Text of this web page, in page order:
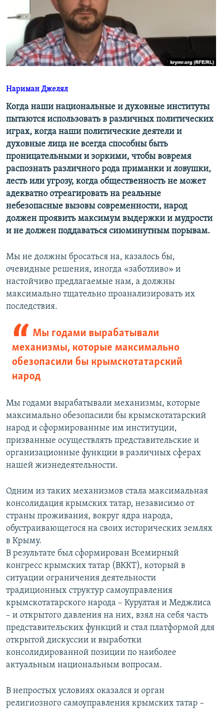
ПОБЕДИТЕЛЕЙ НЕ СУДЯТ?
КРЫМ.НЕПОКОРЕННЫЙ
ELIFBE
УКРАИНСКАЯ ПРОБЛЕМА КРЫМА
ПРИСОЕДИНЯЙТЕСЬ!
Нариман Джелял
Когда наши национальные и духовные институты
пытаются использовать в различных политических
играх, когда наши политические деятели и
духовные лица не всегда способны быть
проницательными и зоркими, чтобы вовремя
распознать различного рода приманки и ловушки,
лесть или угрозу, когда общественность не может
адекватно отреагировать на реальные
небезопасные вызовы современности, народ
должен проявить максимум выдержки и мудрости
и не должен поддаваться сиюминутным порывам.
Мы не должны бросаться на, казалось бы,
очевидные решения, иногда «заботливо» и
настойчиво предлагаемые нам, а должны
максимально тщательно проанализировать их
последствия.
Мы годами вырабатывали
механизмы, которые максимально
обезопасили бы крымскотатарский
народ
Мы годами вырабатывали механизмы, которые
максимально обезопасили бы крымскотатарский
народ и сформированные им институции,
призванные осуществлять представительские и
организационные функции в различных сферах
нашей жизнедеятельности.
Одним из таких механизмов стала максимальная
консолидация крымских татар, независимо от
страны проживания, вокруг ядра народа,
обустраивающегося на своих исторических землях
в Крыму.
В результате был сформирован Всемирный
конгресс крымских татар (ВККТ), который в
ситуации ограничения деятельности
традиционных структур самоуправления
крымскотатарского народа – Курултая и Меджлиса
– и открытого давления на них, взял на себя часть
представительских функций и стал платформой для
открытой дискуссии и выработки
консолидированной позиции по наиболее
актуальным национальным вопросам.
В непростых условиях оказался и орган
религиозного самоуправления крымских татар –